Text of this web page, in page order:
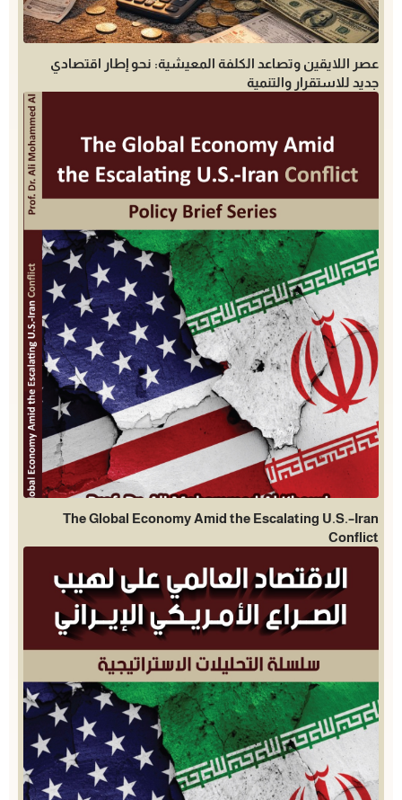
عصر اللايقين وتصاعد الكلفة المعيشية: نحو إطار اقتصادي
جديد للاستقرار والتنمية
The Global Economy Amid the Escalating U.S.–Iran
Conflict